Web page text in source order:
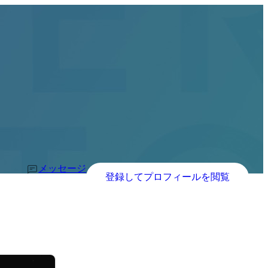
メッセージ
登録してプロフィールを閲覧